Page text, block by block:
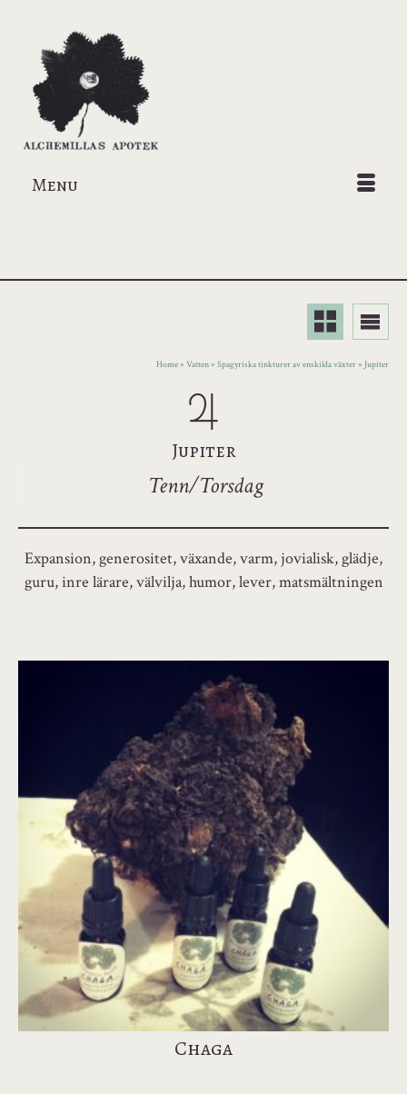
Menu
Home»Vatten»Spagyriska tinkturer av enskilda växter» Jupiter
Jupiter
Tenn/Torsdag
Expansion, generositet, växande, varm, jovialisk, glädje,
guru, inre lärare, välvilja, humor, lever, matsmältningen
Chaga